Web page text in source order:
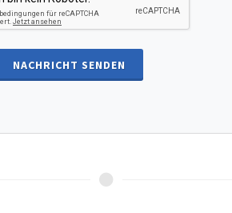
NACHRICHT SENDEN